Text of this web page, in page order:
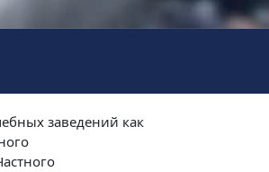
заведений как